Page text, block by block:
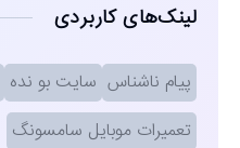
لینک‌های کاربردی
پیام ناشناس سایت بو نده
تعمیرات موبایل سامسونگ